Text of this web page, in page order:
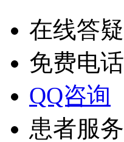
在线答疑
免费电话
QQ咨询
患者服务